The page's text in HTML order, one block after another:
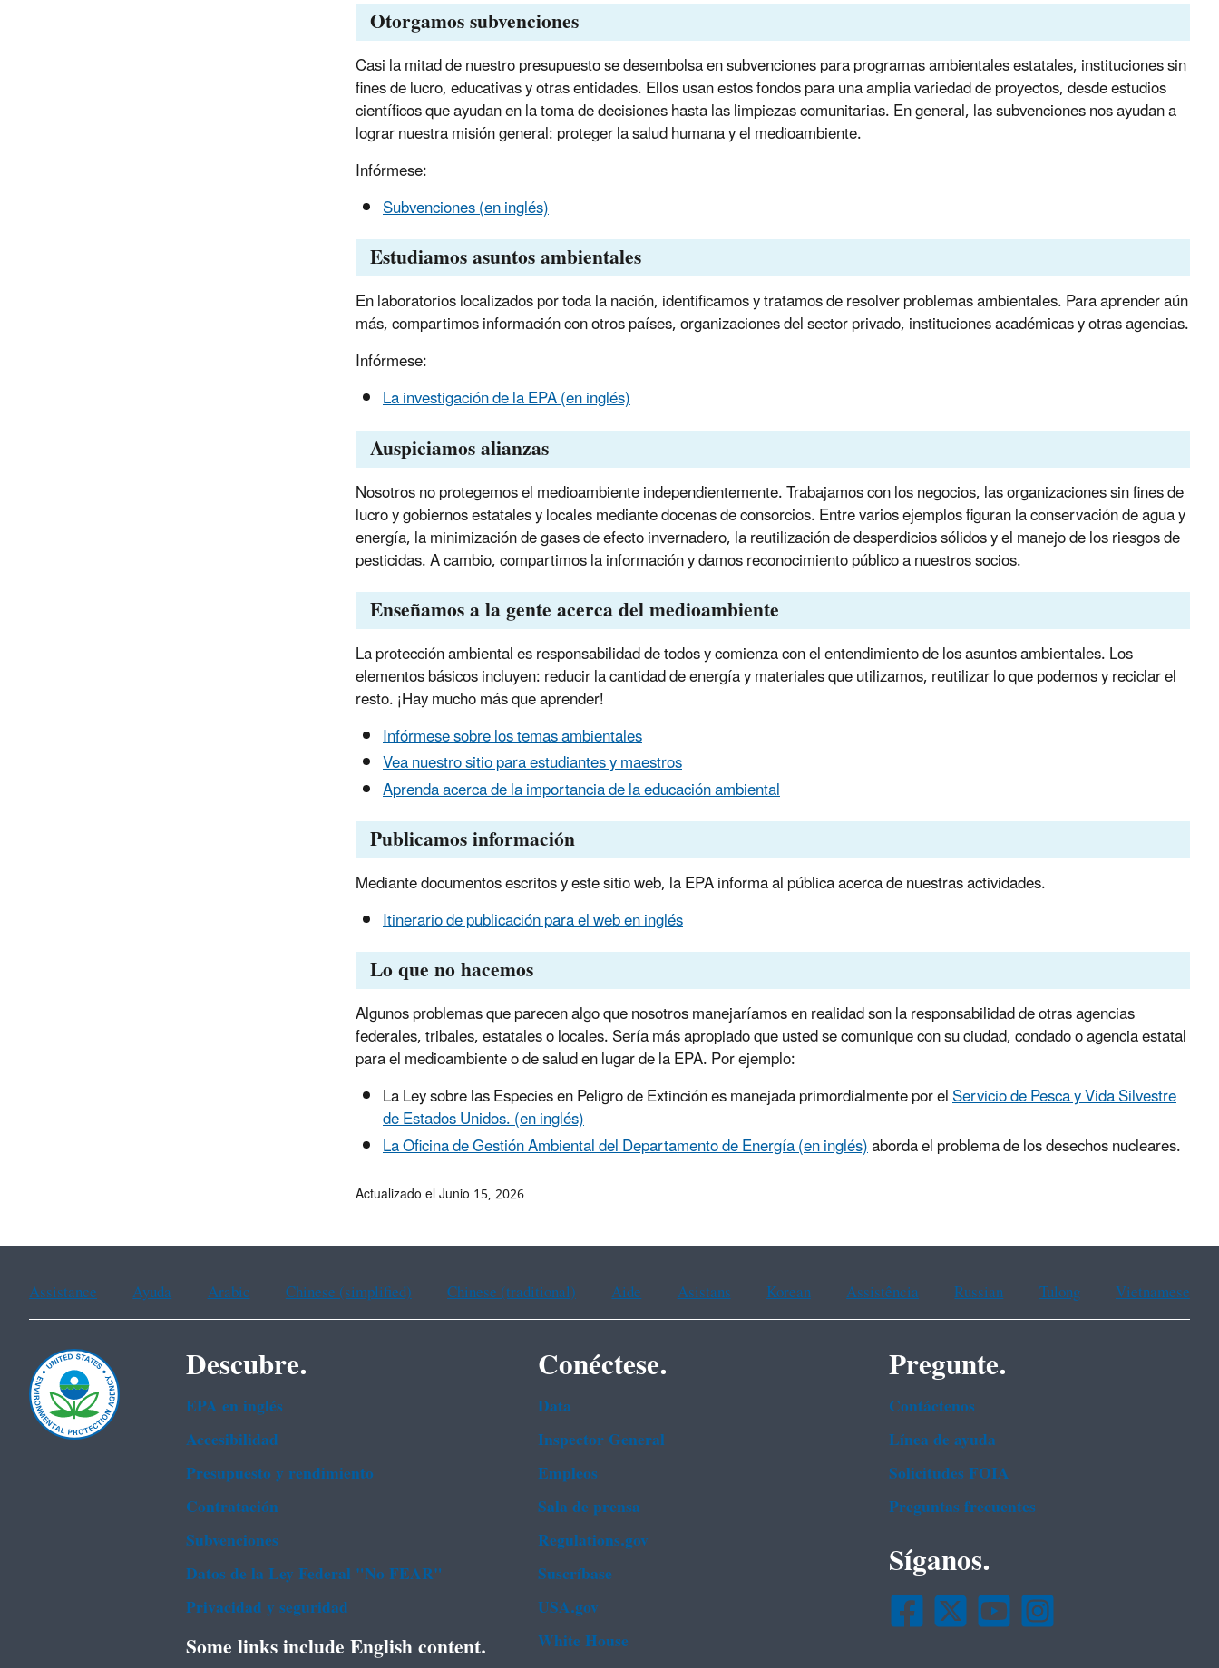
Otorgamos subvenciones
Casi la mitad de nuestro presupuesto se desembolsa en subvenciones para programas ambientales estatales, instituciones sin
fines de lucro, educativas y otras entidades. Ellos usan estos fondos para una amplia variedad de proyectos, desde estudios
científicos que ayudan en la toma de decisiones hasta las limpiezas comunitarias. En general, las subvenciones nos ayudan a
lograr nuestra misión general: proteger la salud humana y el medioambiente.
Infórmese:
Subvenciones (en inglés)
Estudiamos asuntos ambientales
En laboratorios localizados por toda la nación, identificamos y tratamos de resolver problemas ambientales. Para aprender aún
más, compartimos información con otros países, organizaciones del sector privado, instituciones académicas y otras agencias.
Infórmese:
La investigación de la EPA (en inglés)
Auspiciamos alianzas
Nosotros no protegemos el medioambiente independientemente. Trabajamos con los negocios, las organizaciones sin fines de
lucro y gobiernos estatales y locales mediante docenas de consorcios. Entre varios ejemplos figuran la conservación de agua y
energía, la minimización de gases de efecto invernadero, la reutilización de desperdicios sólidos y el manejo de los riesgos de
pesticidas. A cambio, compartimos la información y damos reconocimiento público a nuestros socios.
Enseñamos a la gente acerca del medioambiente
La protección ambiental es responsabilidad de todos y comienza con el entendimiento de los asuntos ambientales. Los
elementos básicos incluyen: reducir la cantidad de energía y materiales que utilizamos, reutilizar lo que podemos y reciclar el
resto. ¡Hay mucho más que aprender!
Infórmese sobre los temas ambientales
Vea nuestro sitio para estudiantes y maestros
Aprenda acerca de la importancia de la educación ambiental
Publicamos información
Mediante documentos escritos y este sitio web, la EPA informa al pública acerca de nuestras actividades.
Itinerario de publicación para el web en inglés
Lo que no hacemos
Algunos problemas que parecen algo que nosotros manejaríamos en realidad son la responsabilidad de otras agencias
federales, tribales, estatales o locales. Sería más apropiado que usted se comunique con su ciudad, condado o agencia estatal
para el medioambiente o de salud en lugar de la EPA. Por ejemplo:
La Ley sobre las Especies en Peligro de Extinción es manejada primordialmente por elServicio de Pesca y Vida Silvestre
de Estados Unidos. (en inglés)
La Oficina de Gestión Ambiental del Departamento de Energía (en inglés)aborda el problema de los desechos nucleares.
Actualizado el Junio 15, 2026
Assistance Ayuda Arabic Chinese (simplified) Chinese (traditional) Aide Asistans Korean Assistência Russian Tulong Vietnamese
Descubre.
EPA en ingl‌és
Accesibilidad
Presupuesto y rendimiento
Contratación
Subvenciones
Datos de la Ley Federal "No FEAR"
Privacidad y seguridad
Some links include English content.
Conéctese.
Data
Inspector General
Empleos
Sala de prensa
Regulations.gov
Suscríbase
USA.gov
White House
Pregunte.
Contáctenos
Línea de ayuda
Solicitudes FOIA
Preguntas frecuentes
Síganos.